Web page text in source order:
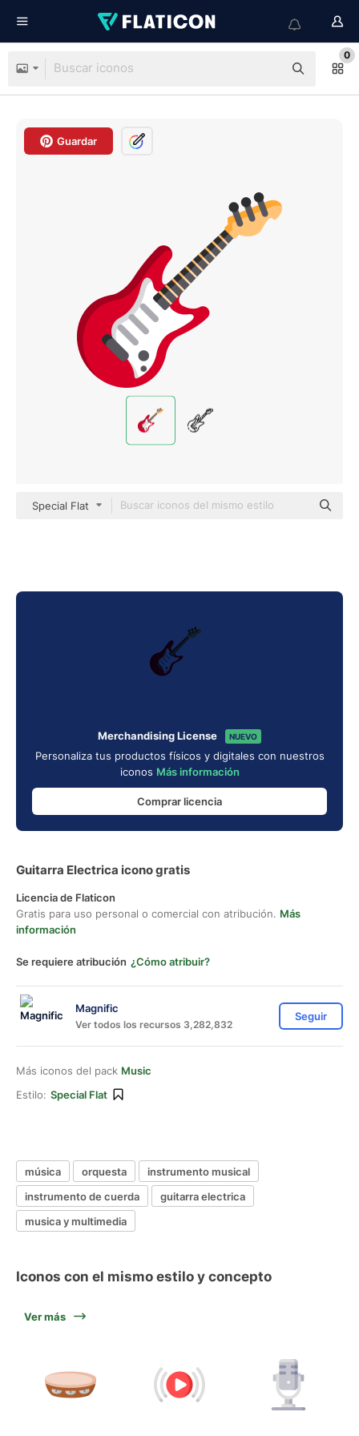
0
Guardar
Special Flat
Merchandising License NUEVO
Personaliza tus productos físicos y digitales con nuestros
iconos Más información
Comprar licencia
Guitarra Electrica icono gratis
Licencia de Flaticon
Gratis para uso personal o comercial con atribución. Más
información
Se requiere atribución ¿Cómo atribuir?
Magnific
Ver todos los recursos 3,282,832
Seguir
Más iconos del pack Music
Estilo: Special Flat
música orquesta
instrumento musical
instrumento de cuerda
guitarra electrica
musica y multimedia
Iconos con el mismo estilo y concepto
Ver más